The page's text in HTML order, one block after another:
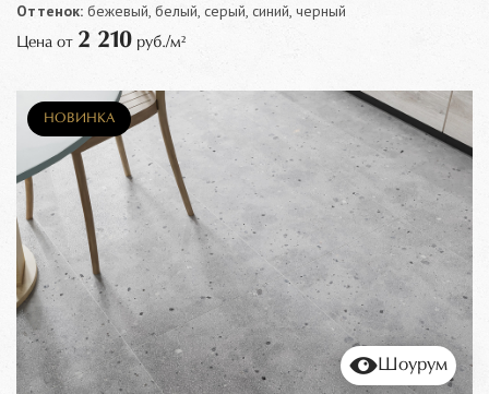
Оттенок: бежевый, белый, серый, синий, черный
Цена от 2 210 руб./м²
НОВИНКА
Шоурум